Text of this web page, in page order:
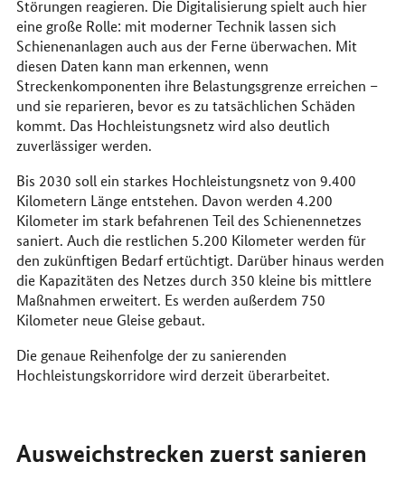
Störungen reagieren. Die Digitalisierung spielt auch hier
eine große Rolle: mit moderner Technik lassen sich
Schienenanlagen auch aus der Ferne überwachen. Mit
diesen Daten kann man erkennen, wenn
Streckenkomponenten ihre Belastungsgrenze erreichen –
und sie reparieren, bevor es zu tatsächlichen Schäden
kommt. Das Hochleistungsnetz wird also deutlich
zuverlässiger werden.
Bis 2030 soll ein starkes Hochleistungsnetz von 9.400
Kilometern Länge entstehen. Davon werden 4.200
Kilometer im stark befahrenen Teil des Schienennetzes
saniert. Auch die restlichen 5.200 Kilometer werden für
den zukünftigen Bedarf ertüchtigt. Darüber hinaus werden
die Kapazitäten des Netzes durch 350 kleine bis mittlere
Maßnahmen erweitert. Es werden außerdem 750
Kilometer neue Gleise gebaut.
Die genaue Reihenfolge der zu sanierenden
Hochleistungskorridore wird derzeit überarbeitet.
Ausweichstrecken zuerst sanieren